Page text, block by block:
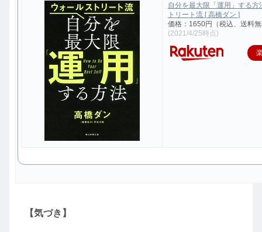
自分を最大限「運用」する方
トリート流 [ 高橋ダン ]
価格：1650円（税込、送料
(2021/4/25時点)
【気づき】